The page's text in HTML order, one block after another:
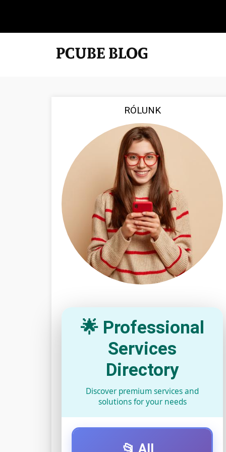
RÓLUNK
🌟 Professional
Services
Directory
Discover premium services and
solutions for your needs
📂 All